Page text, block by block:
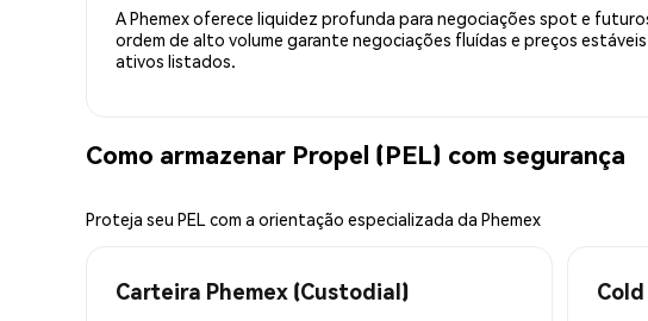
A Phemex oferece liquidez profunda para negociações spot e
ordem de alto volume garante negociações fluídas e preços
ativos listados.
Como armazenar Propel (PEL) com segurança
Proteja seu PEL com a orientação especializada da Phemex
Carteira Phemex (Custodial)